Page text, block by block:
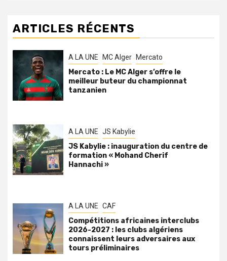
ARTICLES RÉCENTS
A LA UNE MC Alger Mercato
Mercato : Le MC Alger s’offre le
meilleur buteur du championnat
tanzanien
A LA UNE JS Kabylie
JS Kabylie : inauguration du centre de
formation « Mohand Cherif
Hannachi »
A LA UNE CAF
Compétitions africaines interclubs
2026-2027 : les clubs algériens
connaissent leurs adversaires aux
tours préliminaires